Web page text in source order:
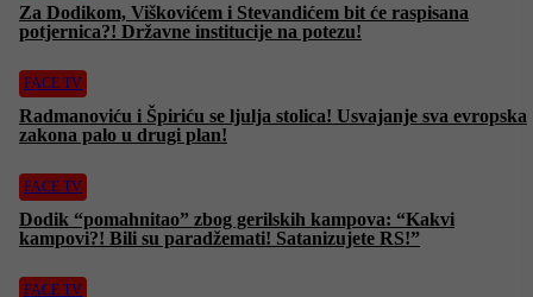
Za Dodikom, Viškovićem i Stevandićem bit će raspisana
potjernica?! Državne institucije na potezu!
FACE TV
Radmanoviću i Špiriću se ljulja stolica! Usvajanje sva evropska
zakona palo u drugi plan!
FACE TV
Dodik “pomahnitao” zbog gerilskih kampova: “Kakvi
kampovi?! Bili su paradžemati! Satanizujete RS!”
FACE TV